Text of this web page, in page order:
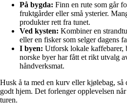
På bygda: Finn en rute som går
fruktgårder eller små ysterier.
produkter rett fra tunet.
Ved kysten: Kombiner en
eller en fisker som selger dagens
I byen: Utforsk lokale kaffebarer,
norske byer har fått et rikt utvalg
håndverksmat.
Husk å ta med en kurv eller kjølebag,
godt hjem. Det forlenger opplevelsen
turen.